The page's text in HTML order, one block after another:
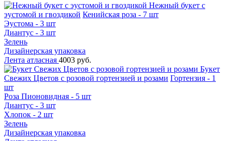
Нежный букет с
эустомой и гвоздикой Кенийская роза - 7 шт
Эустома - 3 шт
Диантус - 3 шт
Зелень
Дизайнерская упаковка
Лента атласная 4003 руб.
Букет
Свежих Цветов с розовой гортензией и розами Гортензия - 1
шт
Роза Пионовидная - 5 шт
Диантус - 3 шт
Хлопок - 2 шт
Зелень
Дизайнерская упаковка